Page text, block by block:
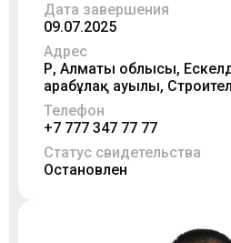
Дата завершения
09.07.2025
Адрес
ҚР, Алматы облысы,
Қарабұлақ ауылы,
Телефон
+7 777 347 77 77
Статус свидетельства
Остановлен